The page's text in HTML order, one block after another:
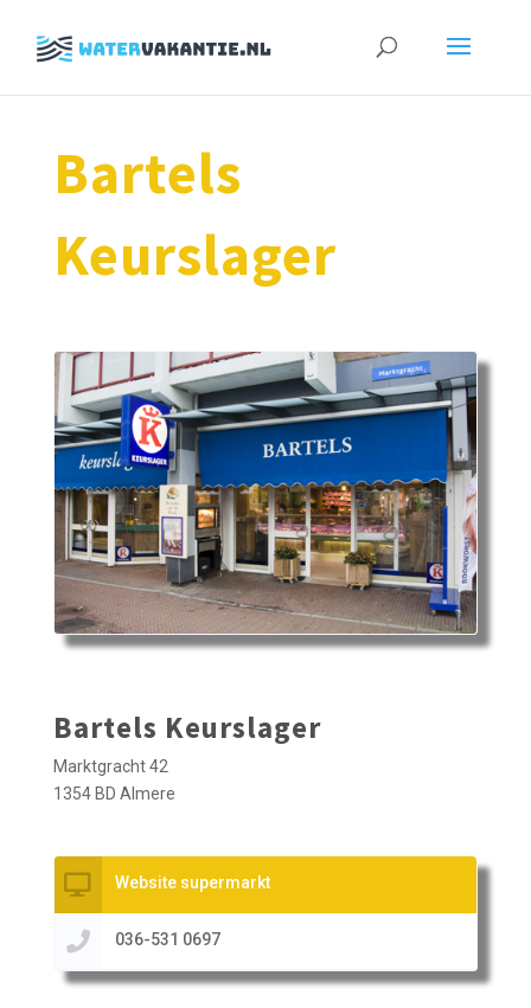
Zoeken
Bartels
Keurslager
Bartels Keurslager
Marktgracht 42
1354 BD Almere
Website supermarkt
036-531 0697